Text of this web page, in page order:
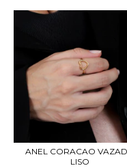
ANEL CORACAO
LISO